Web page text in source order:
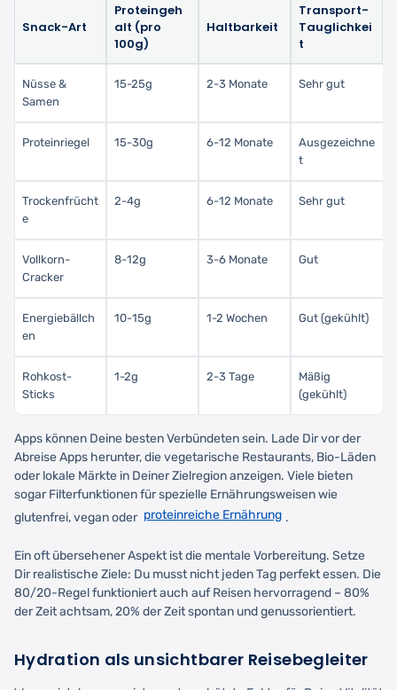
Snack-Art
Proteingeh
alt (pro
100g)
Haltbarkeit
Transport-
Tauglichkei
t
Nüsse &
Samen
15-25g 2-3 Monate Sehr gut
Proteinriegel 15-30g 6-12 Monate
Ausgezeichne
t
Trockenfrücht
e
2-4g 6-12 Monate Sehr gut
Vollkorn-
Cracker
8-12g 3-6 Monate Gut
Energiebällch
en
10-15g 1-2 Wochen Gut (gekühlt)
Rohkost-
Sticks
1-2g 2-3 Tage
Mäßig
(gekühlt)
Apps können Deine besten Verbündeten sein. Lade Dir vor der
Abreise Apps herunter, die vegetarische Restaurants, Bio-Läden
oder lokale Märkte in Deiner Zielregion anzeigen. Viele bieten
sogar Filterfunktionen für spezielle Ernährungsweisen wie
glutenfrei, vegan oder proteinreiche Ernährung .
Ein oft übersehener Aspekt ist die mentale Vorbereitung. Setze
Dir realistische Ziele: Du musst nicht jeden Tag perfekt essen. Die
80/20-Regel funktioniert auch auf Reisen hervorragend – 80%
der Zeit achtsam, 20% der Zeit spontan und genussorientiert.
Hydration als unsichtbarer Reisebegleiter